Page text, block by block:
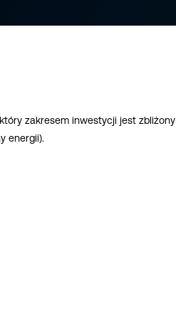
zakresem inwestycji jest
energii).